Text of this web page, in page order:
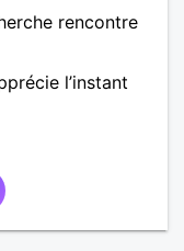
rencontre
l’instant